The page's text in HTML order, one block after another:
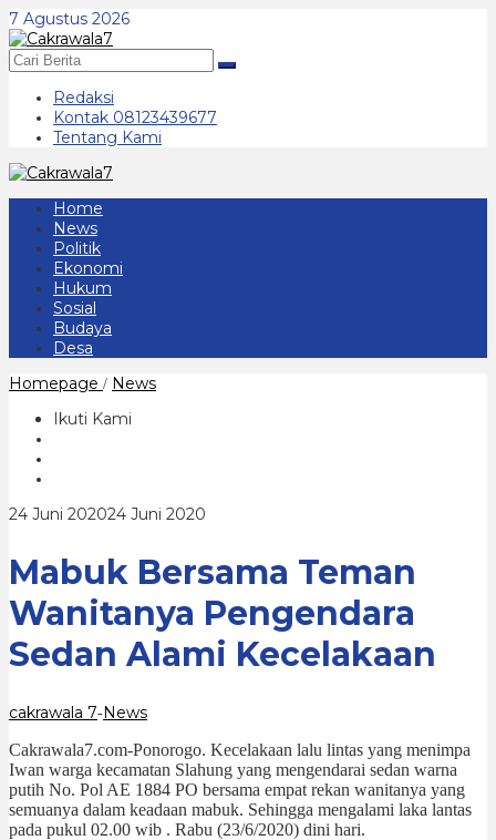
Lewati
ke
konten
7 Agustus 2026
Redaksi
Kontak 08123439677
Tentang Kami
Home
News
Politik
Ekonomi
Hukum
Sosial
Budaya
Desa
Homepage / NewsMabuk
Kecelakaan
Ikuti Kami
24 Juni 202024 Juni 2020
Mabuk Bersama Teman
Wanitanya Pengendara
Sedan Alami Kecelakaan
cakrawala 7-News
Cakrawala7.com-Ponorogo. Kecelakaan lalu lintas yang menimpa
Iwan warga kecamatan Slahung yang mengendarai sedan warna
putih No. Pol AE 1884 PO bersama empat rekan wanitanya yang
semuanya dalam keadaan mabuk. Sehingga mengalami laka lantas
pada pukul 02.00 wib . Rabu (23/6/2020) dini hari.